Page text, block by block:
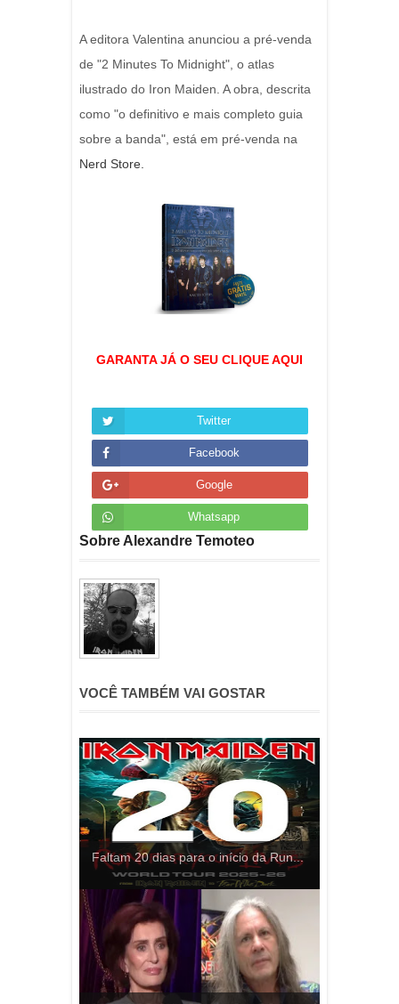
A editora Valentina anunciou a pré-venda
de "2 Minutes To Midnight", o atlas
ilustrado do Iron Maiden. A obra, descrita
como "o definitivo e mais completo guia
sobre a banda", está em pré-venda na
Nerd Store.
GARANTA JÁ O SEU CLIQUE AQUI
Twitter
Facebook
Google
Whatsapp
Sobre Alexandre Temoteo
VOCÊ TAMBÉM VAI GOSTAR
Faltam 20 dias para o início da Run...